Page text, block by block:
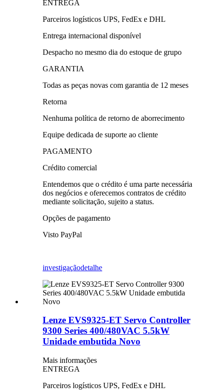
ENTREGA
Parceiros logísticos UPS, FedEx e DHL
Entrega internacional disponível
Despacho no mesmo dia do estoque de grupo
GARANTIA
Todas as peças novas com garantia de 12 meses
Retorna
Nenhuma política de retorno de aborrecimento
Equipe dedicada de suporte ao cliente
PAGAMENTO
Crédito comercial
Entendemos que o crédito é uma parte necessária
dos negócios e oferecemos contratos de crédito
mediante solicitação, sujeito a status.
Opções de pagamento
Visto PayPal
investigaçãodetalhe
Lenze EVS9325-ET Servo Controller
9300 Series 400/480VAC 5.5kW
Unidade embutida Novo
Mais informações
ENTREGA
Parceiros logísticos UPS, FedEx e DHL